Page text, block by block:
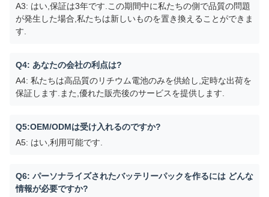
A3: はい,保証は3年です.この期間中に私たちの側で品質の問題
が発生した場合,私たちは新しいものを置き換えることができま
す.
Q4: あなたの会社の利点は?
A4: 私たちは高品質のリチウム電池のみを供給し,定時な出荷を
保証します.また,優れた販売後のサービスを提供します.
Q5:OEM/ODMは受け入れるのですか?
A5: はい,利用可能です.
Q6: パーソナライズされたバッテリーパックを作るには どんな
情報が必要ですか?